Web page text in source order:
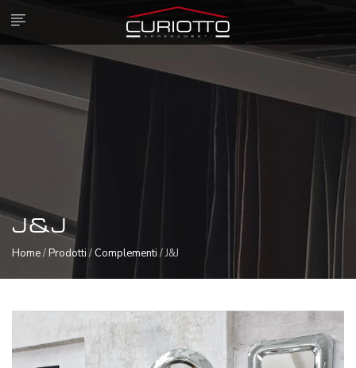
J&J
Home/ Prodotti / Complementi / J&J